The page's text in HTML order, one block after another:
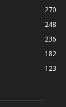
270
248
236
182
123